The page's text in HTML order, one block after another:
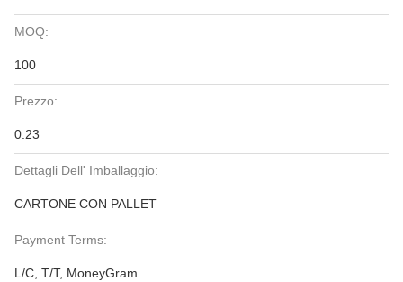
MOQ:
100
Prezzo:
0.23
Dettagli Dell' Imballaggio:
CARTONE CON PALLET
Payment Terms:
L/C, T/T, MoneyGram